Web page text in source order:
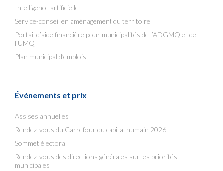
Intelligence artificielle
Service-conseil en aménagement du territoire
Portail d’aide financière pour municipalités de l’ADGMQ et de
l’UMQ
Plan municipal d’emplois
Événements et prix
Assises annuelles
Rendez-vous du Carrefour du capital humain 2026
Sommet électoral
Rendez-vous des directions générales sur les priorités
municipales